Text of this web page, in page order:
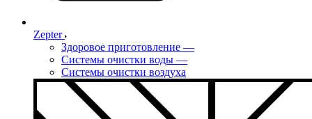
Zepter
Здоровое приготовление —
Системы очистки воды —
Системы очистки воздуха